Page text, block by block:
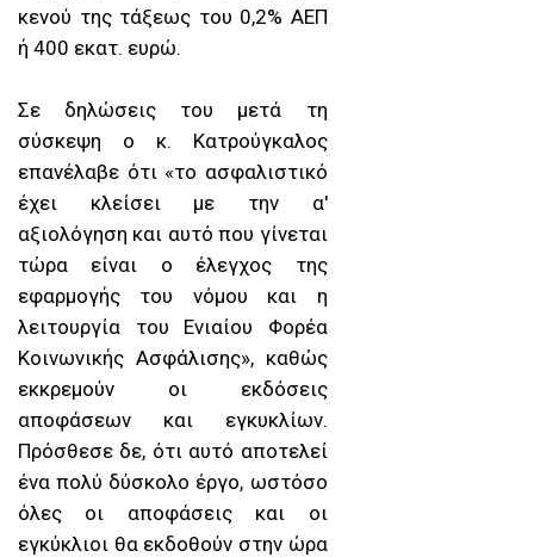
κενού της τάξεως του 0,2% ΑΕΠ
ή 400 εκατ. ευρώ.
Σε δηλώσεις του μετά τη
σύσκεψη ο κ. Κατρούγκαλος
επανέλαβε ότι «το ασφαλιστικό
έχει κλείσει με την α'
αξιολόγηση και αυτό που γίνεται
τώρα είναι ο έλεγχος της
εφαρμογής του νόμου και η
λειτουργία του Ενιαίου Φορέα
Κοινωνικής Ασφάλισης», καθώς
εκκρεμούν οι εκδόσεις
αποφάσεων και εγκυκλίων.
Πρόσθεσε δε, ότι αυτό αποτελεί
ένα πολύ δύσκολο έργο, ωστόσο
όλες οι αποφάσεις και οι
εγκύκλιοι θα εκδοθούν στην ώρα